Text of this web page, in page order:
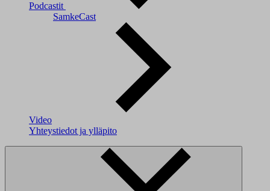
Podcastit
SamkeCast
Video
Yhteystiedot ja ylläpito